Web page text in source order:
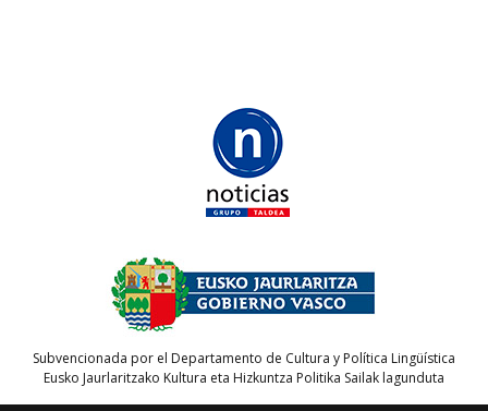
Subvencionada por el Departamento de Cultura y Política Lingüística
Eusko Jaurlaritzako Kultura eta Hizkuntza Politika Sailak lagunduta